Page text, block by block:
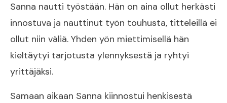
Sanna nautti työstään. Hän on aina ollut herkästi
innostuva ja nauttinut työn touhusta, titteleillä ei
ollut niin väliä. Yhden yön miettimisellä hän
kieltäytyi tarjotusta ylennyksestä ja ryhtyi
yrittäjäksi.
Samaan aikaan Sanna kiinnostui henkisestä